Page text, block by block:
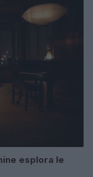
esplora le